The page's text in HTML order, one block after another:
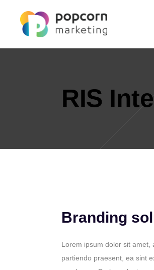
RIS
Branding
Lorem ipsum dolor sit amet,
partiendo praesent, ea sint